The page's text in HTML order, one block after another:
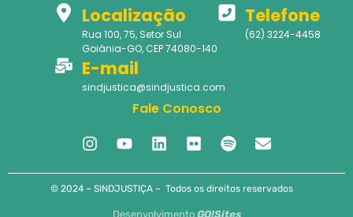
Localização
Rua 100, 75, Setor Sul
Goiânia-GO, CEP 74080-140
Telefone
(62) 3224-4458
E-mail
sindjustica@sindjustica.com
Fale Conosco
© 2024 – SINDJUSTIÇA – Todos os direitos reservados
Desenvolvimento GO!Sites